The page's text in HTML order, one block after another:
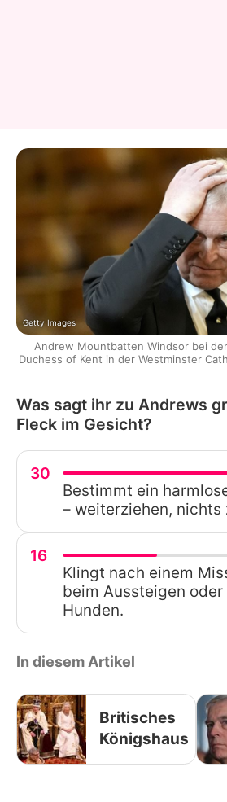
Getty Images
Andrew Mountbatten Windsor bei
Duchess of Kent in der Westminster
Was sagt ihr zu Andrews
Fleck im Gesicht?
30
Bestimmt ein
– weiterziehen, nichts
16
Klingt nach einem
beim Aussteigen
Hunden.
In diesem Artikel
Britisches
Königshaus